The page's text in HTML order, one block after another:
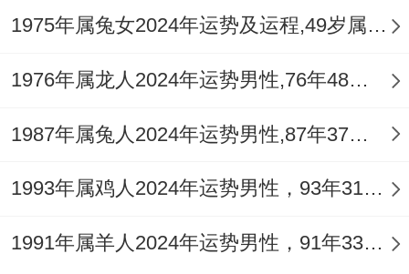
系，对单身者来讲合动夫宫常寓示结识正缘
出现，但对已婚者，此「合」则可能带来外
界对婚姻的干扰或伴侣将过多精力投入事
同事、客户，伤官心性亦容易被激发，造成
1975年属兔女2024年运势及运程,49岁属兔人2024全年每月运势女性如何
1976年属龙人2024年运势男性,76年48岁属龙男2024年每月运程怎么样
1987年属兔人2024年运势男性,87年37岁属兔男2024年每月运程怎么样
1993年属鸡人2024年运势男性，93年31岁属鸡男2024年每月运程怎么样
1991年属羊人2024年运势男性，91年33岁属羊男2024年每月运程怎么样